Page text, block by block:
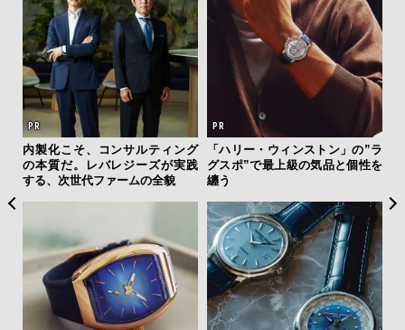
内製化こそ、コンサルティング
の本質だ。レバレジーズが実践
する、次世代ファームの全貌
「ハリー・ウィンストン」の”ラ
グスポ”で最上級の気品と個性を
纏う
y